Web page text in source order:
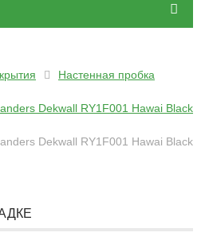
Настенная пробка
Dekwall RY1F001 Hawai Black
Dekwall RY1F001 Hawai Black